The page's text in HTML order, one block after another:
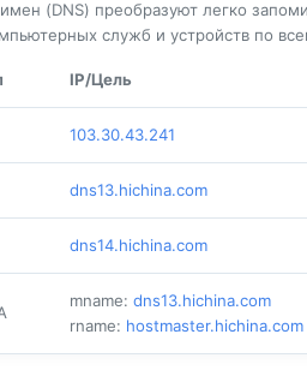
(DNS) преобразуют легко
служб и устройств по
IP/Цель
103.30.43.241
dns13.hichina.com
dns14.hichina.com
mname: dns13.hichina.com
rname: hostmaster.hichina.com